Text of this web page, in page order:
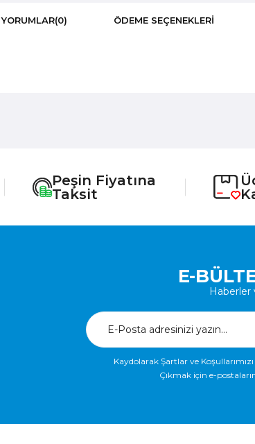
YORUMLAR(0) ÖDEME SEÇENEKLERI
Peşin Fiyatına
Taksit
E-
Haberler
Kaydolarak Şartlar ve
Çıkmak için e-